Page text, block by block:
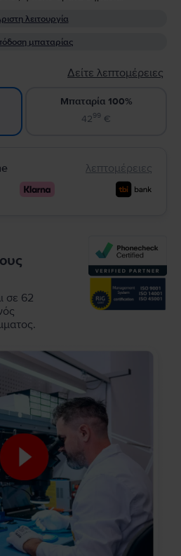
λειτουργία
μπαταρίας
Δείτε λεπτομέρειες
Μπαταρία 100%
4299 €
λεπτομέρειες
σε 62